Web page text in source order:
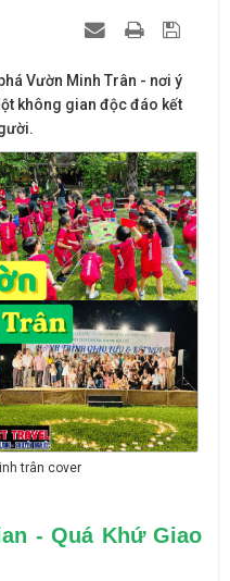
Vườn Minh Trân - nơi ý
không gian độc đáo kết
trân cover
- Quá Khứ Giao